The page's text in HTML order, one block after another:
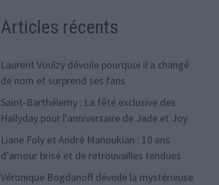
Articles récents
Laurent Voulzy dévoile pourquoi il a changé
de nom et surprend ses fans
Saint-Barthélemy : La fête exclusive des
Hallyday pour l’anniversaire de Jade et Joy
Liane Foly et André Manoukian : 10 ans
d’amour brisé et de retrouvailles tendues
Véronique Bogdanoff dévoile la mystérieuse